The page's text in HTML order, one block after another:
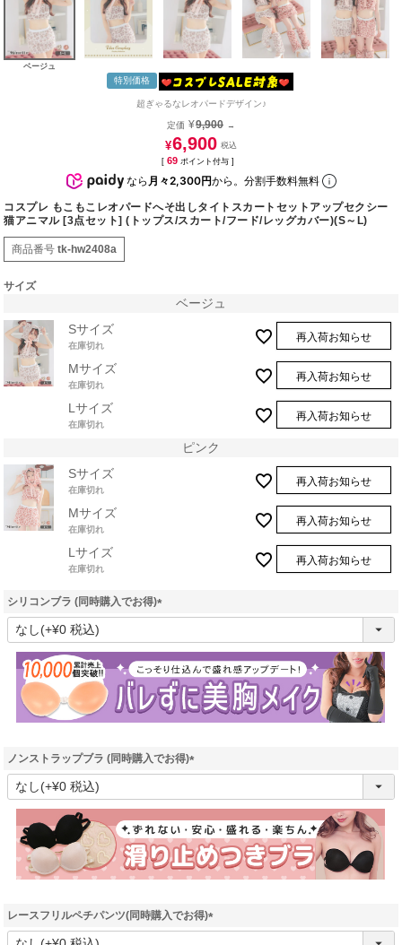
ベージュ
特別価格
超ぎゃるなレオパードデザイン♪
定価 ¥9,900 →
¥6,900
[ 69 ポイント付与 ]
なら 月々2,300円から。分割手数料無料
コスプレ もこもこレオパードへそ出しタイトスカートセットアップセクシー
猫アニマル [3点セット] (トップス/スカート/フード/レッグカバー)(S～L)
商品番号 tk-hw2408a
サイズ
ベージュ
Sサイズ
在庫切れ
再入荷お知らせ
Mサイズ
在庫切れ
再入荷お知らせ
Lサイズ
在庫切れ
再入荷お知らせ
ピンク
Sサイズ
在庫切れ
再入荷お知らせ
Mサイズ
在庫切れ
再入荷お知らせ
Lサイズ
在庫切れ
再入荷お知らせ
シリコンブラ (同時購入でお得)
(
須
)
ノンストラップブラ (同時購入でお得)
(
須
)
レースフリルペチパンツ(同時購入でお得)
(